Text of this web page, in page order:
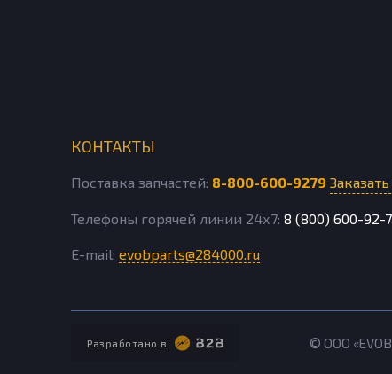
КОНТАКТЫ
Поставка запчастей: 8-800-600-9279
Телефоны горячей линии 24х7: 8 (800) 600-92-
E-mail: evobparts@284000.ru
Разработано в © ООО